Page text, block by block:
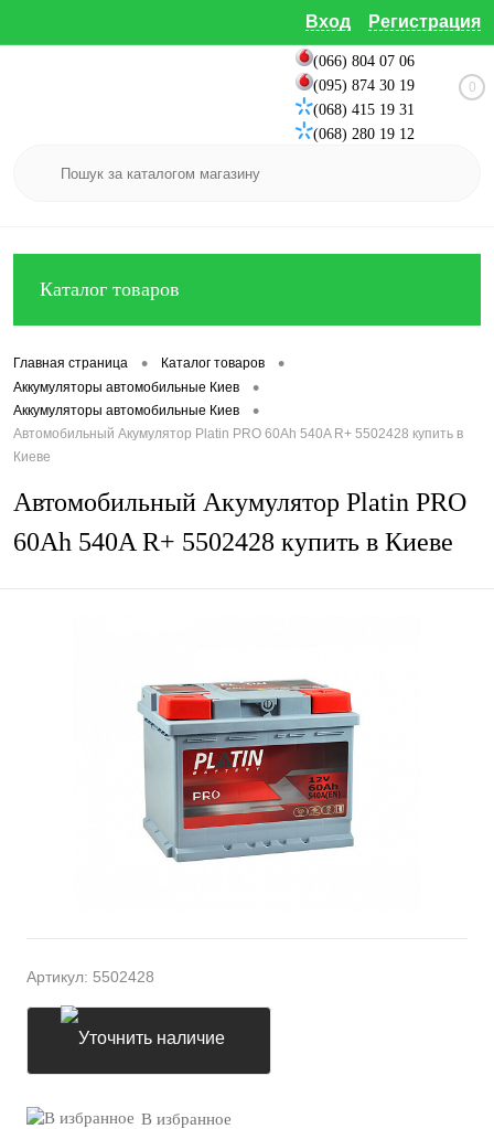
Вход Регистрация
(066) 804 07 06
(095) 874 30 19
(068) 415 19 31
(068) 280 19 12
0
Каталог товаров
Главная страница • Каталог товаров •
Аккумуляторы автомобильные Киев •
Аккумуляторы автомобильные Киев •
Автомобильный Акумулятор Platin PRO 60Ah 540A R+ 5502428 купить в
Киеве
Автомобильный Акумулятор Platin PRO
60Ah 540A R+ 5502428 купить в Киеве
Артикул: 5502428
В избранное